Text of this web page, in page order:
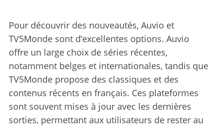
Pour découvrir des nouveautés, Auvio et
TV5Monde sont d’excellentes options. Auvio
offre un large choix de séries récentes,
notamment belges et internationales, tandis que
TV5Monde propose des classiques et des
contenus récents en français. Ces plateformes
sont souvent mises à jour avec les dernières
sorties, permettant aux utilisateurs de rester au